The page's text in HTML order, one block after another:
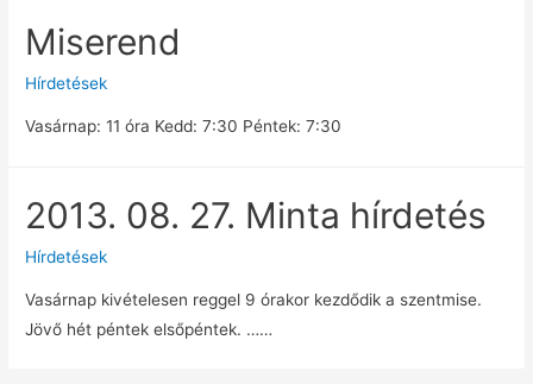
Miserend
Hírdetések
Vasárnap: 11 óra Kedd: 7:30 Péntek: 7:30
2013. 08. 27. Minta hírdetés
Hírdetések
Vasárnap kivételesen reggel 9 órakor kezdődik a szentmise.
Jövő hét péntek elsőpéntek. ……